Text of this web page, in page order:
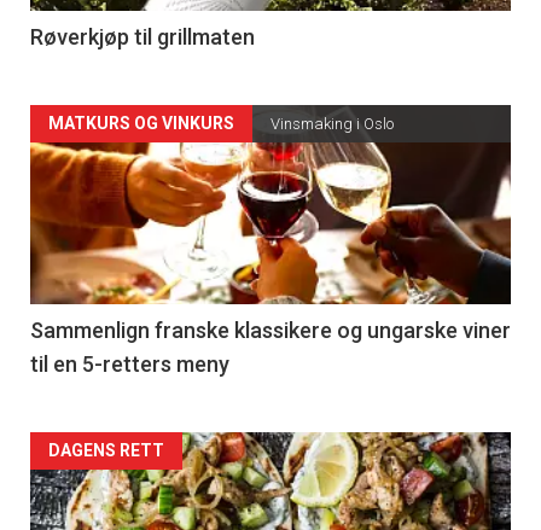
4
Røverkjøp til grillmaten
Forsiden
akkurat
nå
-
5
MATKURS OG VINKURS Vinsmaking i Oslo
Sammenlign franske klassikere og ungarske viner
til en 5-retters meny
Forsiden
akkurat
DAGENS RETT